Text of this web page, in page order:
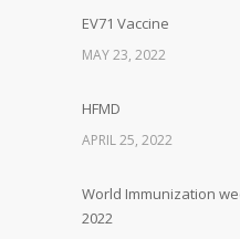
EV71 Vaccine
MAY 23, 2022
HFMD
APRIL 25, 2022
World Immunization
2022